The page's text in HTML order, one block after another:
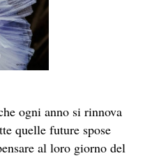
ogni anno si rinnova
quelle future spose
al loro giorno del